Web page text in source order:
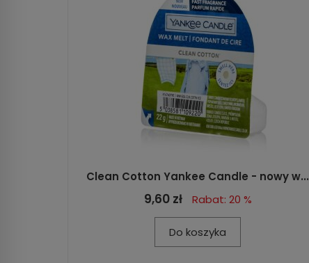
Clean Cotton Yankee Candle - nowy w...
9,60 zł Rabat: 20 %
Do koszyka